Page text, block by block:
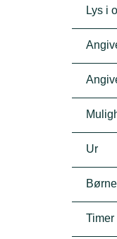
Lys i
Ur
Timer